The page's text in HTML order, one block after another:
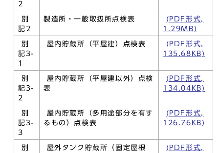
2
別
記2
製造所・一般取扱所点検表
(PDF形式,
1.29MB)
別
記3-
1
屋内貯蔵所（平屋建）点検表
(PDF形式,
135.68KB)
別
記3-
2
屋内貯蔵所（平屋建以外）点検
表
(PDF形式,
134.04KB)
別
記3-
3
屋内貯蔵所（多用途部分を有す
るもの）点検表
(PDF形式,
126.76KB)
別 屋外タンク貯蔵所（固定屋根 (PDF形式,